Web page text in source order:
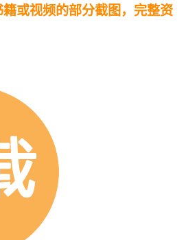
或视频的部分截图，完整资